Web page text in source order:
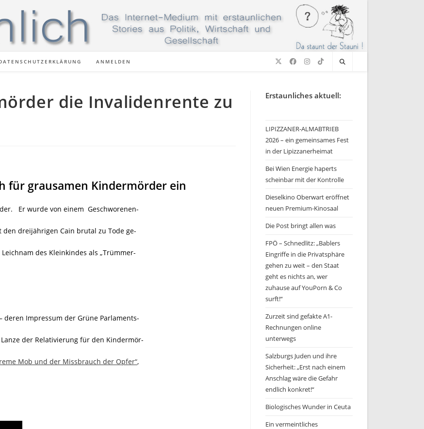
ANMELDEN
die Invalidenrente zu
für grausamen Kindermörder ein
Er wurde von einem Geschworenen-
dreijährigen Cain brutal zu Tode ge-
des Kleinkindes als „Trümmer-
deren Impressum der Grüne Parlaments-
der Relativierung für den Kindermör-
Mob und der Missbrauch der Opfer“,
Erstaunliches aktuell:
LIPIZZANER-ALMABTRIEB
2026 – ein gemeinsames Fest
in der Lipizzanerheimat
Bei Wien Energie haperts
scheinbar mit der Kontrolle
Dieselkino Oberwart eröffnet
neuen Premium-Kinosaal
Die Post bringt allen was
FPÖ – Schnedlitz: „Bablers
Eingriffe in die Privatsphäre
gehen zu weit – den Staat
geht es nichts an, wer
zuhause auf YouPorn & Co
surft!“
Zurzeit sind gefakte A1-
Rechnungen online
unterwegs
Salzburgs Juden und ihre
Sicherheit: „Erst nach einem
Anschlag wäre die Gefahr
endlich konkret!“
Biologisches Wunder in Ceuta
Ein vermeintliches